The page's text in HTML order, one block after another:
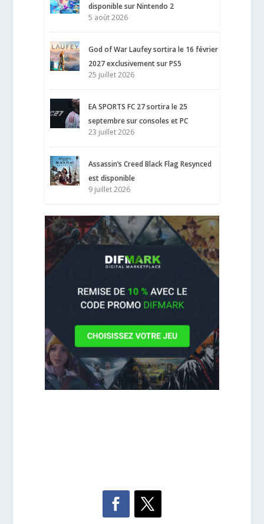
disponible sur Nintendo 2
5 août 2026
God of War Laufey sortira le 16 février
2027 exclusivement sur PS5
25 juillet 2026
EA SPORTS FC 27 sortira le 25
septembre sur consoles et PC
23 juillet 2026
Assassin’s Creed Black Flag Resynced
est disponible
9 juillet 2026